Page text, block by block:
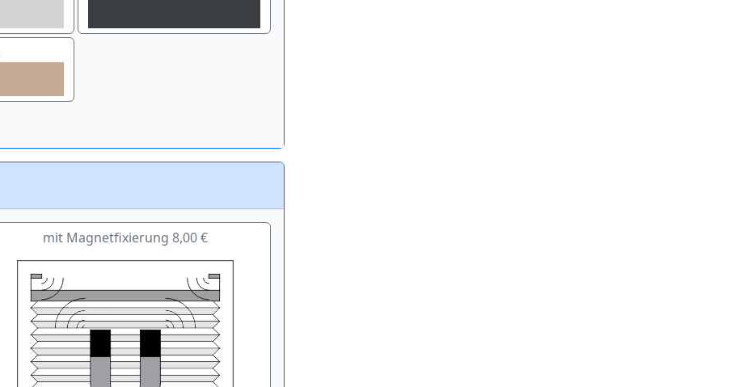
mit Magnetfixierung 8,00 €